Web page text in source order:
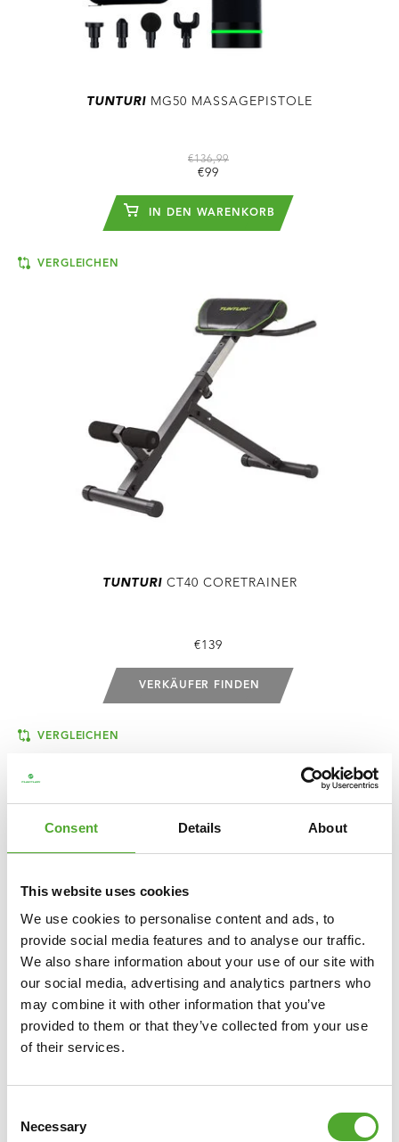
Consent Details About
This website uses cookies
We use cookies to personalise content and ads, to
provide social media features and to analyse our traffic.
We also share information about your use of our site with
our social media, advertising and analytics partners who
may combine it with other information that you’ve
provided to them or that they’ve collected from your use
of their services.
Selection
Necessary
TUNTURI MG50 MASSAGEPISTOLE
€136,99
€99
IN DEN WARENKORB
VERGLEICHEN
TUNTURICT40 CORETRAINER
€139
VERKÄUFER FINDEN
VERGLEICHEN
TUNTURI